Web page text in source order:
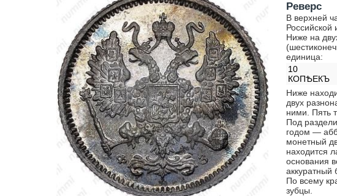
Реверс
В верхней
Российской
Ниже на
единица:
10
КОПѢЕКЪ
Ниже
двух
ними. Пять
Под
годом —
монетный
находится
основания
аккуратный
По всему
зубцы.